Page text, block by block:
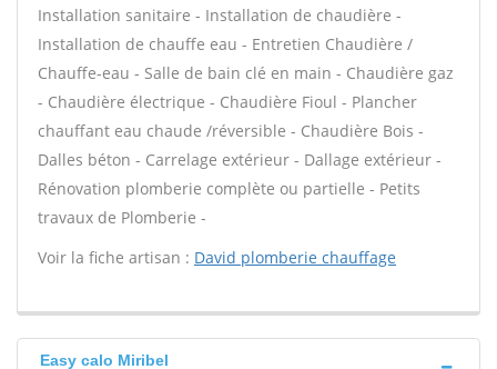
Installation sanitaire - Installation de chaudière -
Installation de chauffe eau - Entretien Chaudière /
Chauffe-eau - Salle de bain clé en main - Chaudière gaz
- Chaudière électrique - Chaudière Fioul - Plancher
chauffant eau chaude /réversible - Chaudière Bois -
Dalles béton - Carrelage extérieur - Dallage extérieur -
Rénovation plomberie complète ou partielle - Petits
travaux de Plomberie -
Voir la fiche artisan : David plomberie chauffage
Easy calo Miribel